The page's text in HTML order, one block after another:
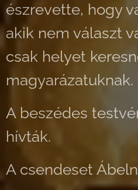
észrevette, hogy
akik nem választ
csak helyet
magyarázatuknak.
A beszédes
hívták.
A csendeset